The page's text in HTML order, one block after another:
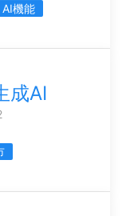
AI機能
成AI